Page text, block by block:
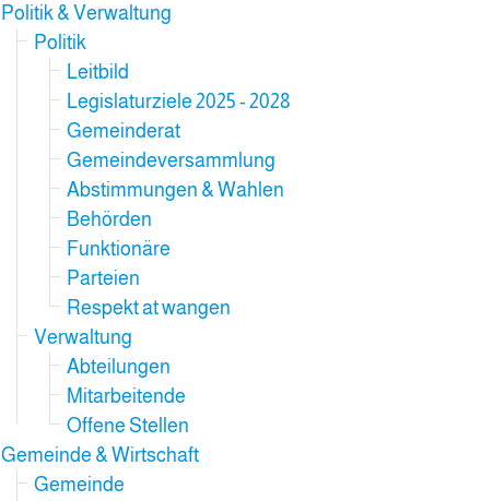
Politik & Verwaltung
Politik
Leitbild
Legislaturziele 2025 - 2028
Gemeinderat
Gemeindeversammlung
Abstimmungen & Wahlen
Behörden
Funktionäre
Parteien
Respekt at wangen
Verwaltung
Abteilungen
Mitarbeitende
Offene Stellen
Gemeinde & Wirtschaft
Gemeinde